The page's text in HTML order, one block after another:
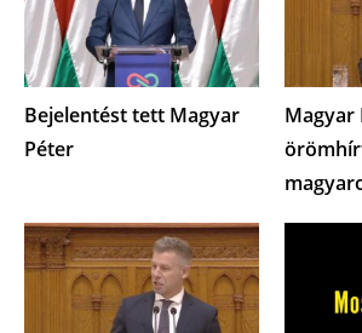
Bejelentést tett Magyar
Péter
Magyar